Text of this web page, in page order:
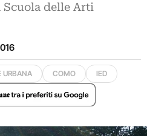
Scuola delle Arti
URBANA COMO IED